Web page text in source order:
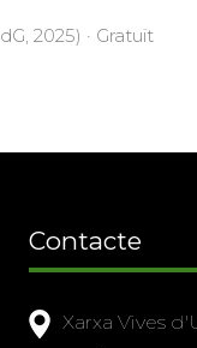
2025) · Gratuït
Contacte
Xarxa Vives